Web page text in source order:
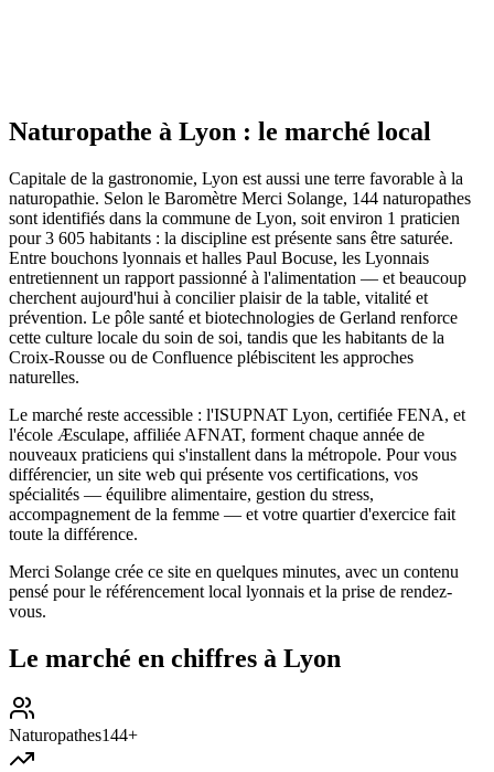
Naturopathe à Lyon : le marché local
Capitale de la gastronomie, Lyon est aussi une terre favorable à la
naturopathie. Selon le Baromètre Merci Solange, 144 naturopathes
sont identifiés dans la commune de Lyon, soit environ 1 praticien
pour 3 605 habitants : la discipline est présente sans être saturée.
Entre bouchons lyonnais et halles Paul Bocuse, les Lyonnais
entretiennent un rapport passionné à l'alimentation — et beaucoup
cherchent aujourd'hui à concilier plaisir de la table, vitalité et
prévention. Le pôle santé et biotechnologies de Gerland renforce
cette culture locale du soin de soi, tandis que les habitants de la
Croix-Rousse ou de Confluence plébiscitent les approches
naturelles.
Le marché reste accessible : l'ISUPNAT Lyon, certifiée FENA, et
l'école Æsculape, affiliée AFNAT, forment chaque année de
nouveaux praticiens qui s'installent dans la métropole. Pour vous
différencier, un site web qui présente vos certifications, vos
spécialités — équilibre alimentaire, gestion du stress,
accompagnement de la femme — et votre quartier d'exercice fait
toute la différence.
Merci Solange crée ce site en quelques minutes, avec un contenu
pensé pour le référencement local lyonnais et la prise de rendez-
vous.
Le marché en chiffres à Lyon
Naturopathes144+